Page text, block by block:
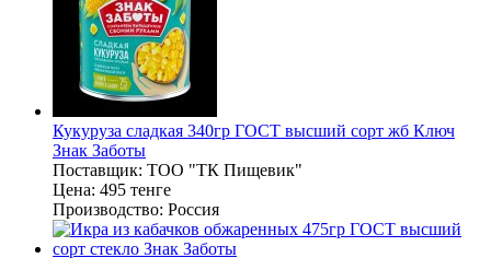
Кукуруза сладкая 340гр ГОСТ высший сорт жб Ключ
Знак Заботы
Поставщик: ТОО "ТК Пищевик"
Цена: 495 тенге
Производство: Россия